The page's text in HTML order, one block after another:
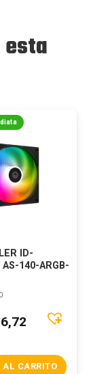
esta
ID-
AS-140-ARGB-
AL CARRITO